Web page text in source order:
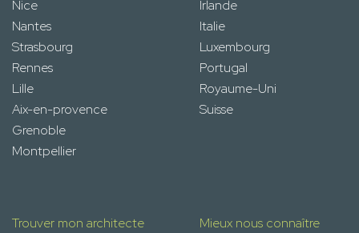
Nice
Nantes
Strasbourg
Rennes
Lille
Aix-en-provence
Grenoble
Montpellier
Irlande
Italie
Luxembourg
Portugal
Royaume-Uni
Suisse
Trouver mon architecte Mieux nous connaître